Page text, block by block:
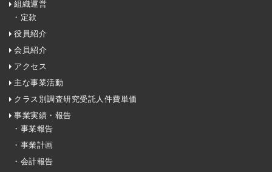
組織運営
・定款
役員紹介
会員紹介
アクセス
主な事業活動
クラス別調査研究受託人件費単価
事業実績・報告
・事業報告
・事業計画
・会計報告